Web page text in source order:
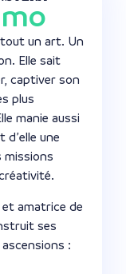
tout un art. Un
Elle sait
captiver son
plus
manie aussi
d’elle une
missions
amatrice de
ses
: